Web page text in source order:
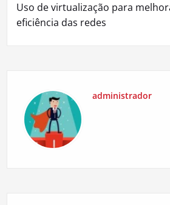
Uso de virtualização para
eficiência das redes
administrador